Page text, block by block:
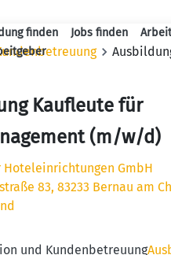
finden Jobs finden
Kaufleute für
(m/w/d)
Hoteleinrichtungen GmbH
83, 83233 Bernau am
und Kundenbetreuung